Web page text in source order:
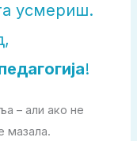
усмериш.
!
– али ако не
мазала.